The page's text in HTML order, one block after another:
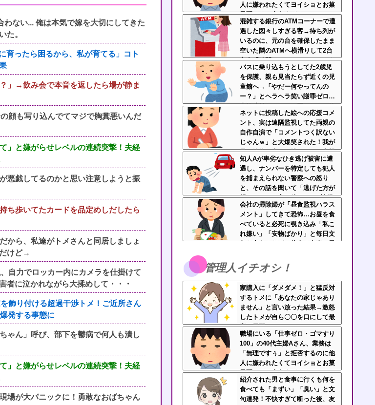
わない... 俺は本気で嫁を大切にしてきた
た。
育ったら困るから、私が育てる」コト
」→飲み会で本音を返したら場が静ま
顔も写り込んでてマジで胸糞悪いんだ
」と嫌がらせレベルの連続突撃！夫経
悪戯してるのかと思い注意しようと振
ち歩いてたカードを品定めしだしたら
から、私達がトメさんと同居しましょ
けど→
自力でロッカー内にカメラを仕掛けて
に泣かれながら大揉めして・・・
飾り付ける超過干渉トメ！ご近所さん
発する事態に
ゃん」呼び、部下を鬱病で何人も潰し
」と嫌がらせレベルの連続突撃！夫経
場が大パニックに！勇敢なおばちゃん
人に嫌われたくてヨイショとお菓
子配りだけ全力すぎる
混雑する銀行のATMコーナーで遭
遇した図々しすぎる客→待ち列が
いるのに、元の台を確保したまま
空いた隣のATMへ横滑りして2台
占有「時間かかるねー」じゃねえ
よ横取りすんな！
バスに乗り込もうとしてた2歳児
を保護、親も見当たらず近くの児
童館へ→「やだー何やってんの
ー？」とヘラヘラ笑い謝罪ゼロ…
事故寸前だったのに悪びれない放
置親なんなの？
ネットに投稿した絵への応援コメ
ント、実は遠隔監視してた両親の
自作自演で「コメントつく訳ない
じゃんｗ」と大爆笑された！我が
子の純粋な喜びを踏みにじる毒親
と絶縁を決断
知人Aが卑劣なひき逃げ被害に遭
遇し、ナンバーを特定しても犯人
を捕まえられない警察への怒り
と、その話を聞いて「逃げた方が
得じゃん」と言い放ったBの神経
がわからん
会社の掃除婦が「昼食監視ハラス
メント」してきて恐怖…お昼を食
べていると必死に覗き込み「私こ
れ嫌い」「安物ばかり」と毎日文
句を言うんだが、他人の食事に異
ス
管理人イチオシ！
家購入に「ダメダメ！」と猛反対
するトメに「あなたの家じゃあり
ません」と言い放った結果→激怒
したトメが自ら〇〇を口にして最
高の展開へｗｗｗｗｗｗ
職場にいる「仕事ゼロ・ゴマすり
100」の40代主婦Aさん、業務は
「無理ですぅ」と拒否するのに他
人に嫌われたくてヨイショとお菓
子配りだけ全力すぎる
紹介された男と食事に行くも何を
食べても「まずい」「臭い」と文
句連発！不快すぎて断った後、友